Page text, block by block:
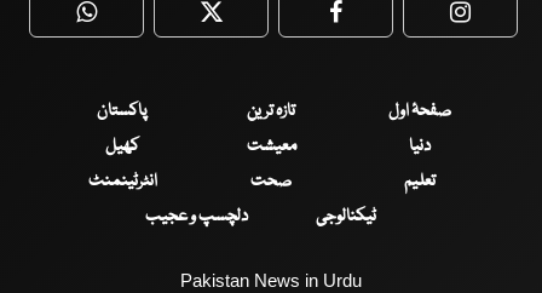
WhatsApp Twitter Facebook
صفحۂ اول تازہ ترین
پاکستان
دنیا
معیشت
کھیل
تعلیم
صحت
انٹرٹینمنٹ
ٹیکنالوجی
دلچسپ و عجیب
Pakistan News in Urdu